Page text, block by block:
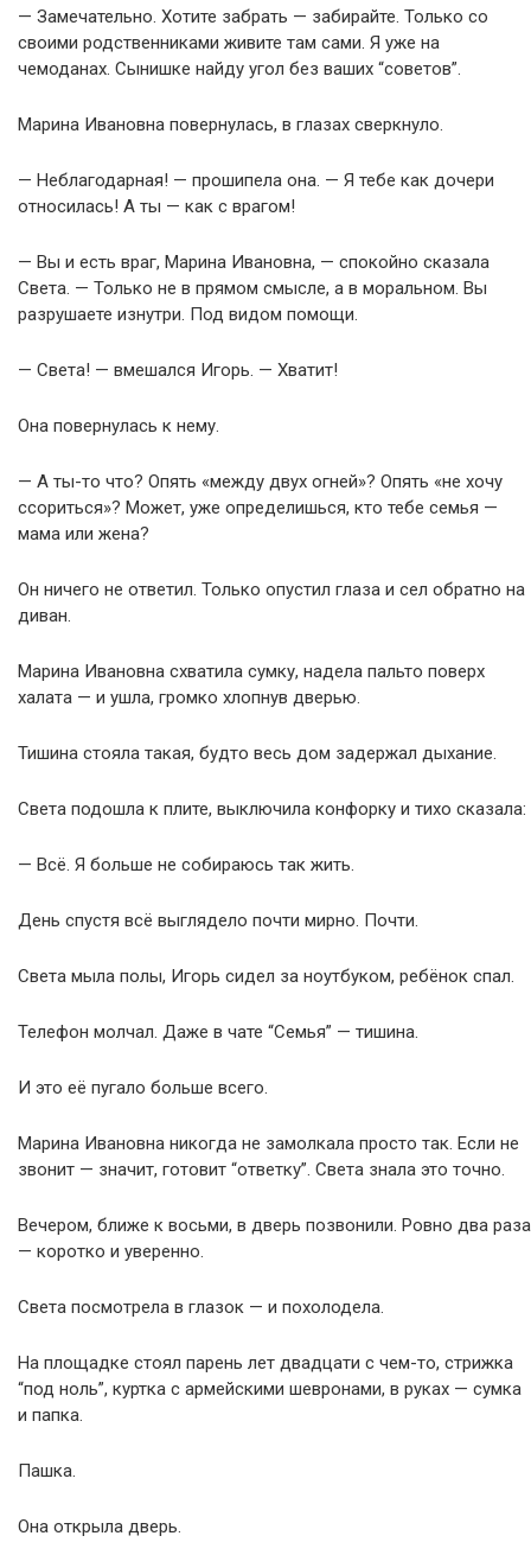
— Замечательно. Хотите забрать — забирайте. Только со
своими родственниками живите там сами. Я уже на
чемоданах. Сынишке найду угол без ваших “советов”.
Марина Ивановна повернулась, в глазах сверкнуло.
— Неблагодарная! — прошипела она. — Я тебе как дочери
относилась! А ты — как с врагом!
— Вы и есть враг, Марина Ивановна, — спокойно сказала
Света. — Только не в прямом смысле, а в моральном. Вы
разрушаете изнутри. Под видом помощи.
— Света! — вмешался Игорь. — Хватит!
Она повернулась к нему.
— А ты-то что? Опять «между двух огней»? Опять «не хочу
ссориться»? Может, уже определишься, кто тебе семья —
мама или жена?
Он ничего не ответил. Только опустил глаза и сел обратно на
диван.
Марина Ивановна схватила сумку, надела пальто поверх
халата — и ушла, громко хлопнув дверью.
Тишина стояла такая, будто весь дом задержал дыхание.
Света подошла к плите, выключила конфорку и тихо сказала:
— Всё. Я больше не собираюсь так жить.
День спустя всё выглядело почти мирно. Почти.
Света мыла полы, Игорь сидел за ноутбуком, ребёнок спал.
Телефон молчал. Даже в чате “Семья” — тишина.
И это её пугало больше всего.
Марина Ивановна никогда не замолкала просто так. Если не
звонит — значит, готовит “ответку”. Света знала это точно.
Вечером, ближе к восьми, в дверь позвонили. Ровно два раза
— коротко и уверенно.
Света посмотрела в глазок — и похолодела.
На площадке стоял парень лет двадцати с чем-то, стрижка
“под ноль”, куртка с армейскими шевронами, в руках — сумка
и папка.
Пашка.
Она открыла дверь.